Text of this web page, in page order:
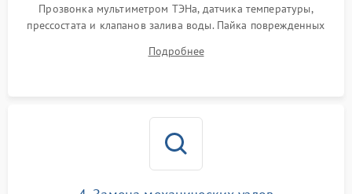
Прозвонка мультиметром ТЭНа, датчика температуры,
прессостата и клапанов залива воды. Пайка поврежденных
Восстановление целостности проводки и контактов.
Подробнее